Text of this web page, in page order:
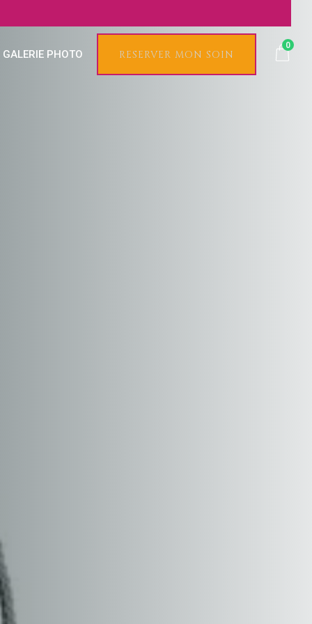
GALERIE PHOTO RESERVER MON SOIN
0